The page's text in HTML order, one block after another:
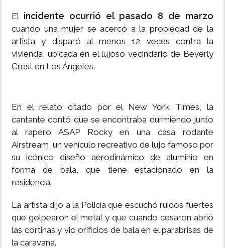
El incidente ocurrió el pasado 8 de marzo
cuando una mujer se acercó a la propiedad de la
artista y disparó al menos 12 veces contra la
vivienda, ubicada en el lujoso vecindario de Beverly
Crest en Los Ángeles.
En el relato citado por el New York Times, la
cantante contó que se encontraba durmiendo junto
al rapero ASAP Rocky en una casa rodante
Airstream, un vehículo recreativo de lujo famoso por
su icónico diseño aerodinámico de aluminio en
forma de bala, que tiene estacionado en la
residencia.
La artista dijo a la Policía que escuchó ruidos fuertes
que golpearon el metal y que cuando cesaron abrió
las cortinas y vio orificios de bala en el parabrisas de
la caravana.